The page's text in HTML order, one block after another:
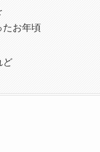
たお年頃
ど